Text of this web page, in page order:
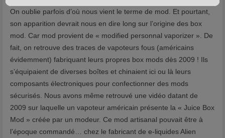
On oublie parfois d’où nous vient le terme de mod. Et pourtant,
son apparition devrait nous en dire long sur l’origine des box
mod. Car mod provient de « modified personnal vaporizer ». De
fait, on retrouve des traces de vapoteurs fous (américains
évidemment) fabriquant leurs propres box mods dès 2009 ! Ils
s’équipaient de diverses boîtes et chinaient ici ou là leurs
composants électroniques pour confectionner des mods
sécurisés. Nous avons même retrouvé une vidéo datant de
2009 sur laquelle un vapoteur américain présente la « Juice Box
Mod » créée par un modeur. Ce mod artisanal pouvait être à
l’époque commandé… chez le fabricant de e-liquides Alien